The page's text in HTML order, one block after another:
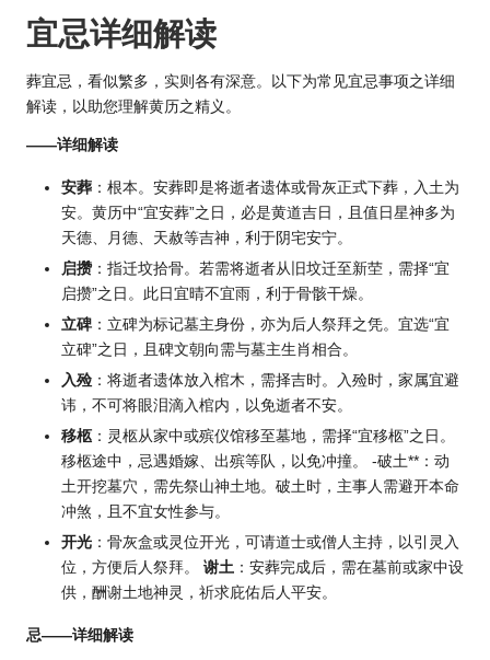
宜忌详细解读
葬宜忌，看似繁多，实则各有深意。以下为常见宜忌事项之详细
解读，以助您理解黄历之精义。
——详细解读
安葬 ：根本。安葬即是将逝者遗体或骨灰正式下葬，入土为
安。黄历中“宜安葬”之日，必是黄道吉日，且值日星神多为
天德、月德、天赦等吉神，利于阴宅安宁。
启攒：指迁坟拾骨。若需将逝者从旧坟迁至新茔，需择“宜
启攒”之日。此日宜晴不宜雨，利于骨骸干燥。
立碑 ：立碑为标记墓主身份，亦为后人祭拜之凭。宜选“宜
立碑”之日，且碑文朝向需与墓主生肖相合。
入殓 ：将逝者遗体放入棺木，需择吉时。入殓时，家属宜避
讳，不可将眼泪滴入棺内，以免逝者不安。
移柩 ：灵柩从家中或殡仪馆移至墓地，需择“宜移柩”之日。
移柩途中，忌遇婚嫁、出殡等队，以免冲撞。 -破土**：动
土开挖墓穴，需先祭山神土地。破土时，主事人需避开本命
冲煞，且不宜女性参与。
开光 ：骨灰盒或灵位开光，可请道士或僧人主持，以引灵入
位，方便后人祭拜。 谢土 ：安葬完成后，需在墓前或家中设
供，酬谢土地神灵，祈求庇佑后人平安。
忌——详细解读